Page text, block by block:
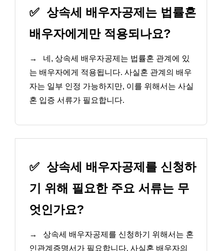
✅ 상속세 배우자공제는 법률혼
배우자에게만 적용되나요?
→
네, 상속세 배우자공제는 법률혼 관계에 있
는 배우자에게 적용됩니다. 사실혼 관계의 배우
자는 일부 인정 가능하지만, 이를 위해서는 사실
혼 입증 서류가 필요합니다.
✅ 상속세 배우자공제를 신청하
기 위해 필요한 주요 서류는 무
엇인가요?
→
상속세 배우자공제를 신청하기 위해서는 혼
인관계증명서가 필요합니다. 사실혼 배우자의